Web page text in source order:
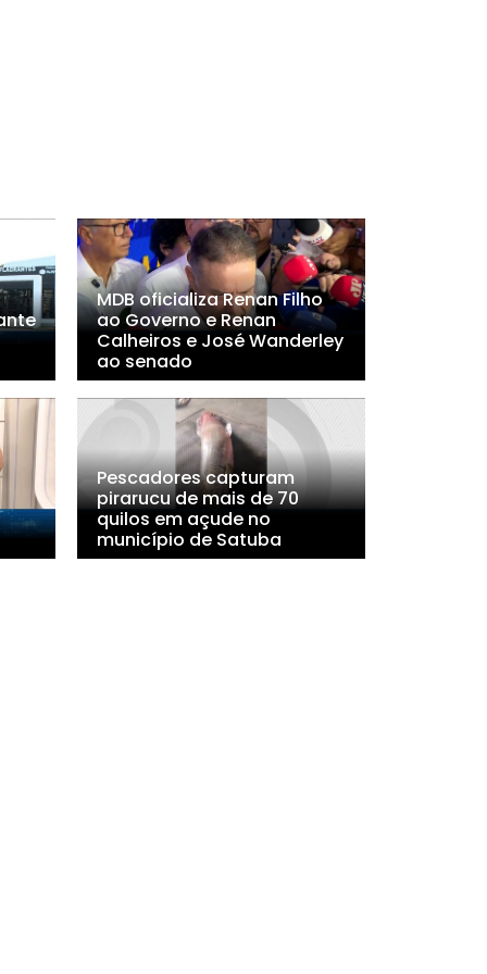
MDB oficializa Renan Filho
ao Governo e Renan
Calheiros e José Wanderley
ao senado
Pescadores capturam
pirarucu de mais de 70
quilos em açude no
município de Satuba